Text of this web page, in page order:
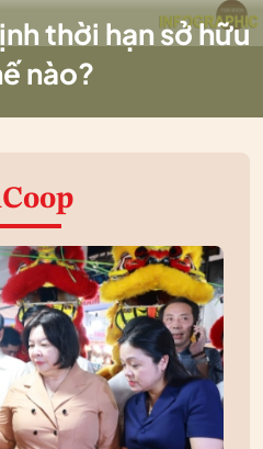
thời hạn sở hữu
nào?